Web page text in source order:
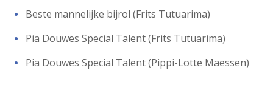
Beste mannelijke bijrol (Frits Tutuarima)
Pia Douwes Special Talent (Frits Tutuarima)
Pia Douwes Special Talent (Pippi-Lotte Maessen)